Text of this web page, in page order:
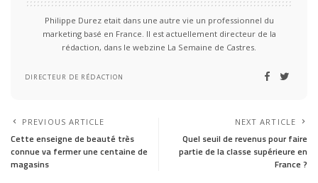
Philippe Durez etait dans une autre vie un professionnel du
marketing basé en France. Il est actuellement directeur de la
rédaction, dans le webzine La Semaine de Castres.
DIRECTEUR DE RÉDACTION
PREVIOUS ARTICLE
Cette enseigne de beauté très
connue va fermer une centaine de
magasins
NEXT ARTICLE
Quel seuil de revenus pour faire
partie de la classe supérieure en
France ?